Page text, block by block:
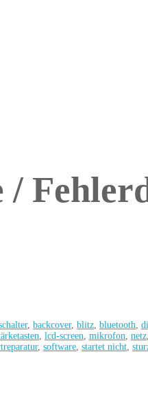
/
, backcover, blitz, bluetooth,
, lcd-screen, mikrofon, netz,
, software, startet nicht,